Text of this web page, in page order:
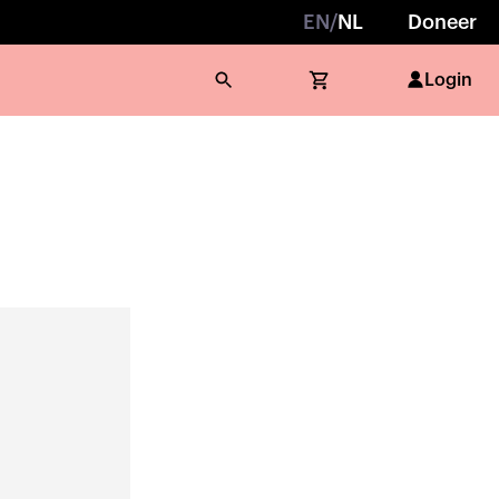
EN /NL Doneer
Login